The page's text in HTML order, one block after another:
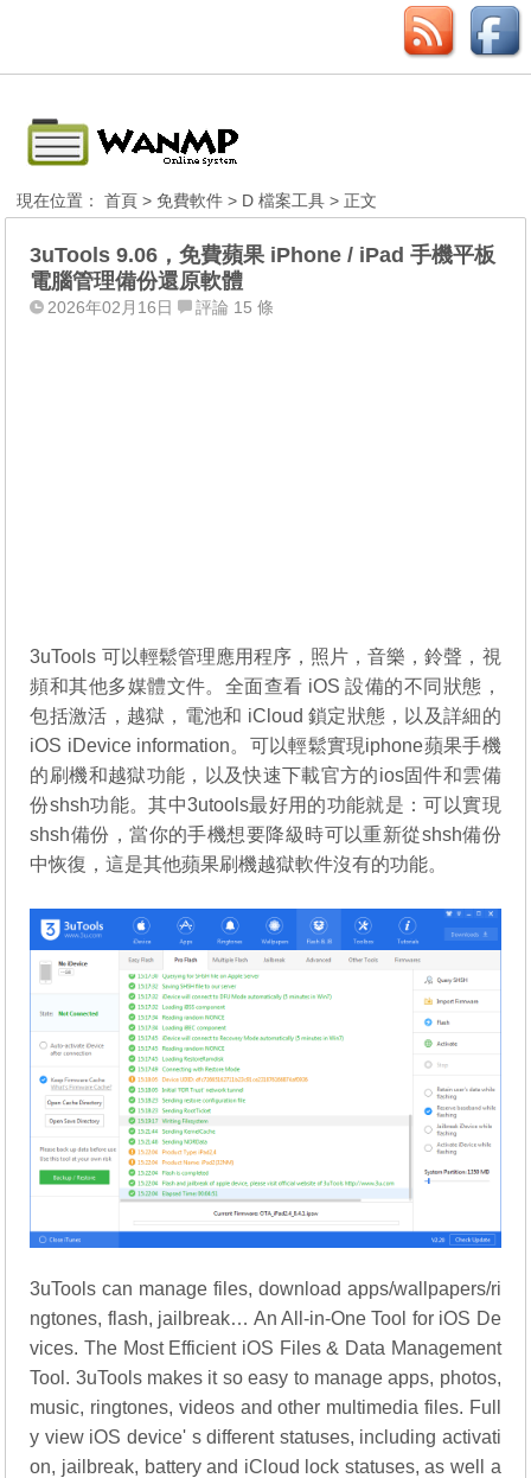
現在位置：首頁 >免費軟件 > D 檔案工具 > 正文
3uTools 9.06，免費蘋果 iPhone / iPad 手機平板
電腦管理備份還原軟體
2026年02月16日 評論 15 條
3uTools 可以輕鬆管理應用程序，照片，音樂，鈴聲，視
頻和其他多媒體文件。全面查看 iOS 設備的不同狀態，
包括激活，越獄，電池和 iCloud 鎖定狀態，以及詳細的
iOS iDevice information。可以輕鬆實現iphone蘋果手機
的刷機和越獄功能，以及快速下載官方的ios固件和雲備
份shsh功能。其中3utools最好用的功能就是：可以實現
shsh備份，當你的手機想要降級時可以重新從shsh備份
中恢復，這是其他蘋果刷機越獄軟件沒有的功能。
3uTools can manage files, download apps/wallpapers/ri
ngtones, flash, jailbreak… An All-in-One Tool for iOS De
vices. The Most Efficient iOS Files & Data Management
Tool. 3uTools makes it so easy to manage apps, photos,
music, ringtones, videos and other multimedia files. Full
y view iOS device' s different statuses, including activati
on, jailbreak, battery and iCloud lock statuses, as well a